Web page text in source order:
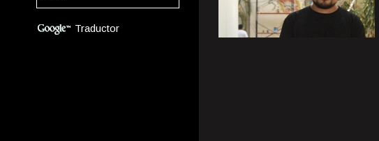
Traductor